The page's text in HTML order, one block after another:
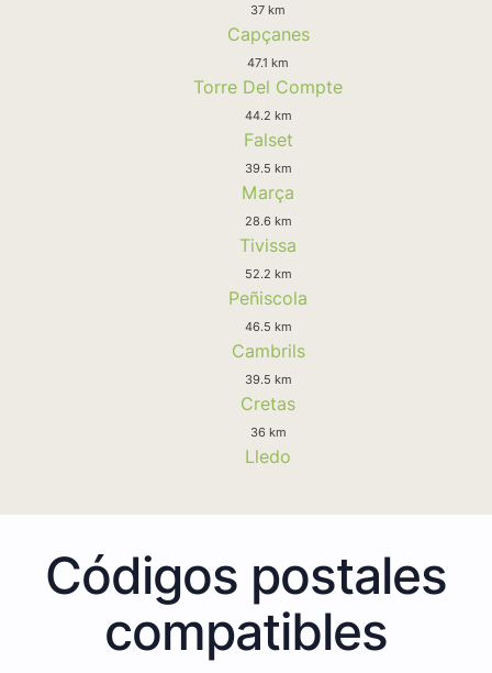
37 km
Capçanes
47.1 km
Torre Del Compte
44.2 km
Falset
39.5 km
Marça
28.6 km
Tivissa
52.2 km
Peñiscola
46.5 km
Cambrils
39.5 km
Cretas
36 km
Lledo
Códigos postales
compatibles